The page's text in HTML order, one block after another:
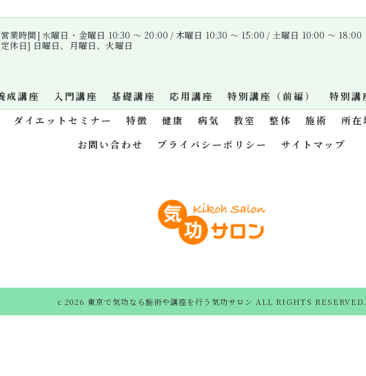
業時間] 水曜日・金曜日 10:30 〜 20:00 / 木曜日 10:30 〜 15:00 / 土曜日 10:00 〜 18:00
休日] 日曜日、月曜日、火曜日
成講座 入門講座 基礎講座 応用講座 特別講座（前編）
特別講
ダイエットセミナー 特徴 健康 病気 教室 整体 施術
所在
お問い合わせ
プライバシーポリシー サイトマップ
c 2026 東京で気功なら施術や講座を行う気功サロン ALL RIGHTS RESERVED.